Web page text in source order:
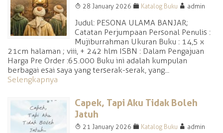
T 28 January 2026 F Katalog Buku A admin
Judul: PESONA ULAMA BANJAR;
Catatan Perjumpaan Personal Penulis :
Mujiburrahman Ukuran Buku : 14,5 x
21cm halaman ; viii, + 242 hlm ISBN : Dalam Pengajuan
Harga Pre Order :65.000 Buku ini adalah kumpulan
berbagai esai saya yang terserak-serak, yang...
Selengkapnya
Capek, Tapi Aku Tidak Boleh
Jatuh
T 21 January 2026 F Katalog Buku A admin